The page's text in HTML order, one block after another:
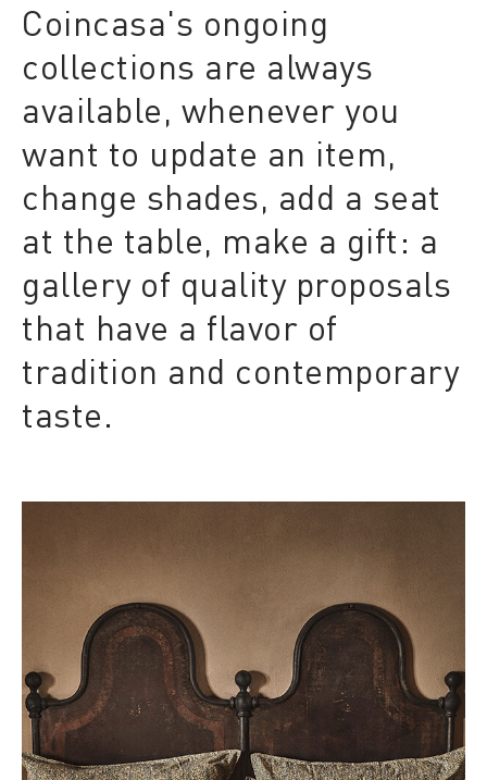
Coincasa's ongoing
collections are always
available, whenever you
want to update an item,
change shades, add a seat
at the table, make a gift: a
gallery of quality proposals
that have a flavor of
tradition and contemporary
taste.